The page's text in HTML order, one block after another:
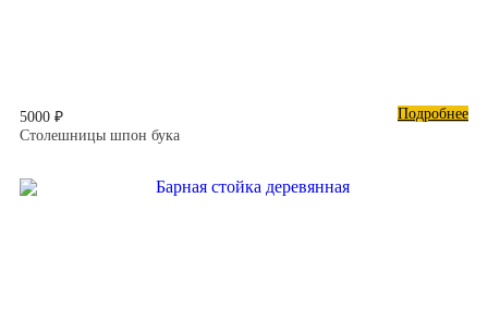
5000 ₽
Подробнее
Столешницы шпон бука